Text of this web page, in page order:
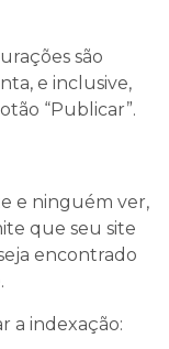
são
e inclusive,
“Publicar”.
e ninguém ver,
que seu site
encontrado
a indexação: